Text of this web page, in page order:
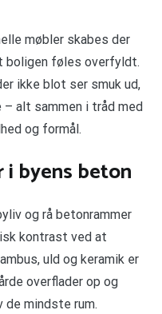
møbler skabes der
boligen føles overfyldt.
ikke blot ser smuk ud,
alt sammen i tråd med
og formål.
byens beton
og rå betonrammer
kontrast ved at
uld og keramik er
overflader op og
mindste rum.